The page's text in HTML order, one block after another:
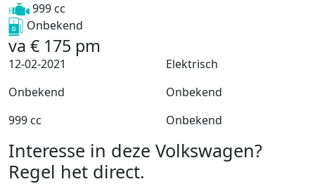
999 cc
Onbekend
va € 175 pm
12-02-2021
Elektrisch
Onbekend
Onbekend
999 cc
Onbekend
Interesse in deze Volkswagen?
Regel het direct.